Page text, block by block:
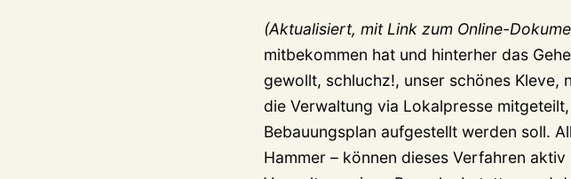
(Aktualisiert, mit Link zum Online-
mitbekommen hat und hinterher das
gewollt, schluchz!, unser schönes
die Verwaltung via Lokalpresse
Bebauungsplan aufgestellt werden soll.
Hammer – können dieses Verfahren